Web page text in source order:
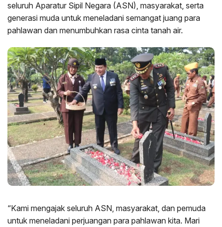
seluruh Aparatur Sipil Negara (ASN), masyarakat, serta
generasi muda untuk meneladani semangat juang para
pahlawan dan menumbuhkan rasa cinta tanah air.
“Kami mengajak seluruh ASN, masyarakat, dan pemuda
untuk meneladani perjuangan para pahlawan kita. Mari